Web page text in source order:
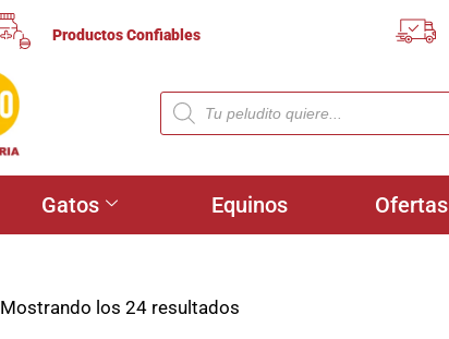
Productos Confiables
Gatos Equinos Ofertas
Mostrando los 24 resultados